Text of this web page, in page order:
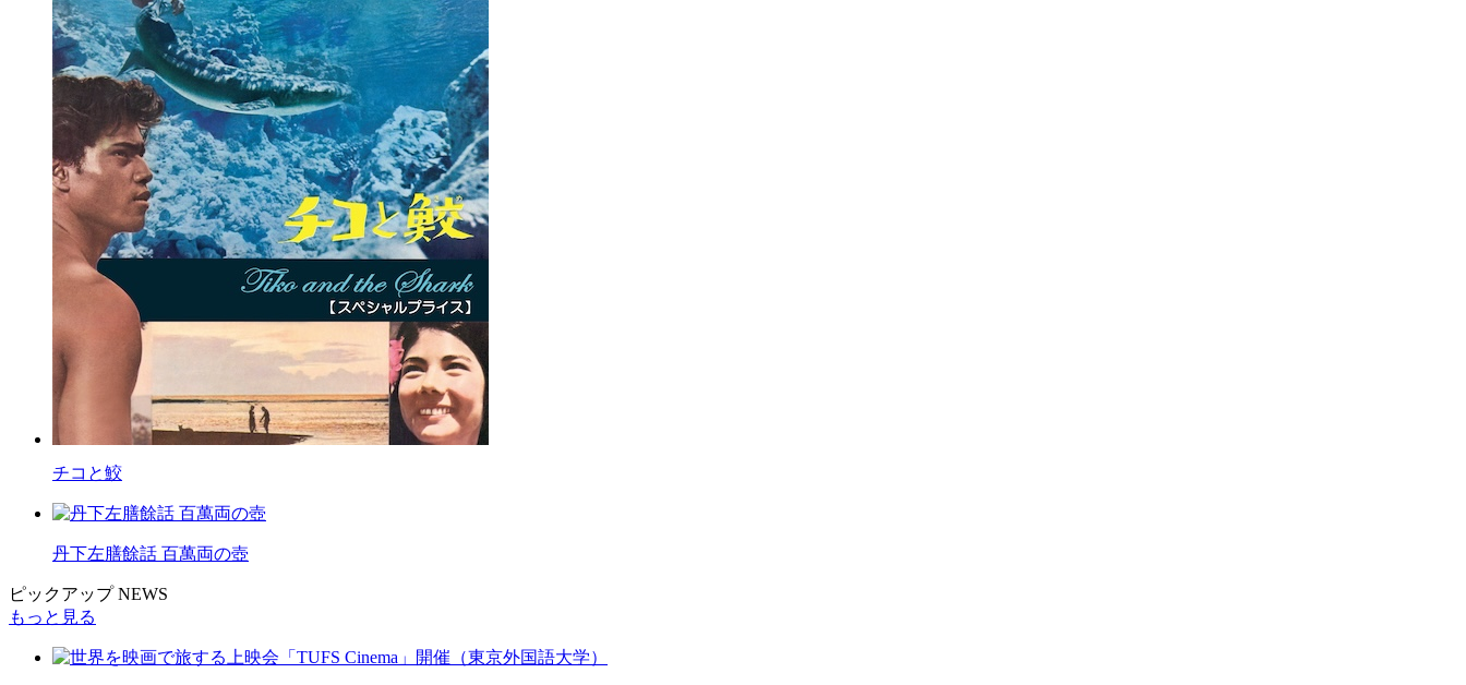
チコと鮫
丹下左膳餘話 百萬両の壺
ピックアップ NEWS
もっと見る